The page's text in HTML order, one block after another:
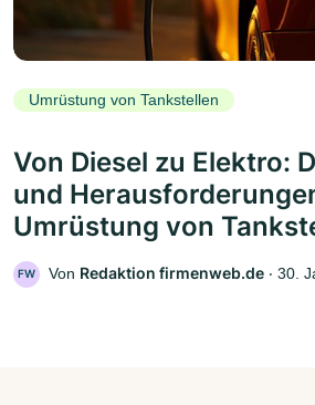
Umrüstung von Tankstellen
Von Diesel zu Elektro:
und
Umrüstung von
FW Von Redaktion firmenweb.de ‧ 30.